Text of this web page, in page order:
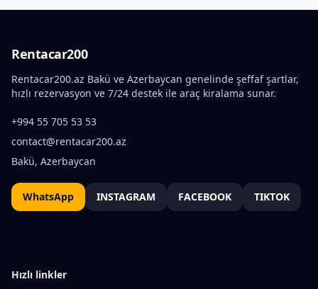
Rentacar200
Rentacar200.az Bakü ve Azerbaycan genelinde şeffaf şartlar,
hızlı rezervasyon ve 7/24 destek ile araç kiralama sunar.
+994 55 705 53 53
contact@rentacar200.az
Bakü, Azerbaycan
WhatsApp INSTAGRAM FACEBOOK TIKTOK
Hızlı linkler